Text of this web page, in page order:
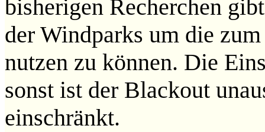
bisherigen Recherchen
der Windparks um die
nutzen zu können. Die
sonst ist der Blackout
einschränkt.